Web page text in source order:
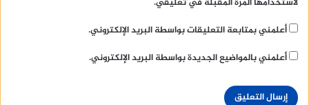
أعلمني بمتابعة التعليقات بواسطة البريد الإلكتروني.
أعلمني بالمواضيع الجديدة بواسطة البريد الإلكتروني.